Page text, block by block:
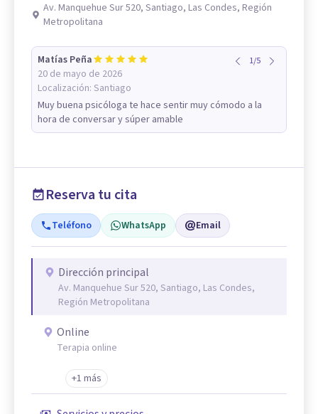
Av. Manquehue Sur 520, Santiago, Las Condes, Región
Metropolitana
Matías Peña
20 de mayo de 2026
Localización: Santiago
1/5
Muy buena psicóloga te hace sentir muy cómodo a la
hora de conversar y súper amable
Reserva tu cita
Teléfono WhatsApp Email
Dirección principal
Av. Manquehue Sur 520, Santiago, Las Condes,
Región Metropolitana
Online
Terapia online
+1 más